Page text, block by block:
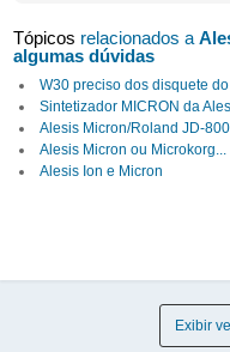
Tópicos relacionados a
algumas dúvidas
W30 preciso dos disquete
Sintetizador MICRON da
Alesis Micron/Roland JD-800
Alesis Micron ou Microkorg...
Alesis Ion e Micron
Exibir